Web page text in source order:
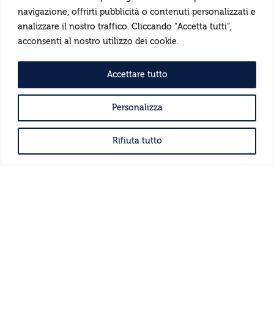
navigazione, offrirti pubblicità o contenuti personalizzati e
analizzare il nostro traffico. Cliccando “Accetta tutti”,
acconsenti al nostro utilizzo dei cookie.
Personalizza
Rifiuta tutto
Accettare tutto
+39 327 0839 614
Codice univoco W7YVJK9
Fondo europeo agricolo per lo sviluppo rurale:
l’Europa investe nelle zone rurali